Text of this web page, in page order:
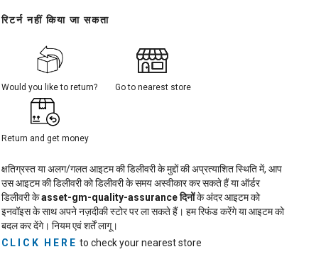
रिटर्न नहीं किया जा सकता
Would you like to return? Go to nearest store
Return and get money
क्षतिग्रस्त या अलग/गलत आइटम की डिलीवरी के मुद्दों की अप्रत्याशित स्थिति में, आप
उस आइटम की डिलीवरी को डिलीवरी के समय अस्वीकार कर सकते हैं या ऑर्डर
डिलीवरी केasset-gm-quality-assuranceदिनोंके अंदर आइटम को
इनवॉइस के साथ अपने नज़दीकी स्टोर पर ला सकते हैं। हम रिफंड करेंगे या आइटम को
बदल कर देंगे। नियम एवं शर्तें लागू।
CLICK HERE to check your nearest store